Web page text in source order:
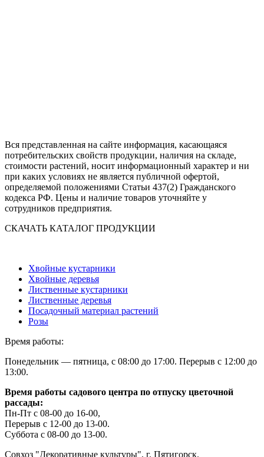
Вся представленная на сайте информация, касающаяся
потребительских свойств продукции, наличия на складе,
стоимости растений, носит информационный характер и ни
при каких условиях не является публичной офертой,
определяемой положениями Статьи 437(2) Гражданского
кодекса РФ. Цены и наличие товаров уточняйте у
сотрудников предприятия.
СКАЧАТЬ КАТАЛОГ ПРОДУКЦИИ
Хвойные кустарники
Хвойные деревья
Лиственные кустарники
Лиственные деревья
Посадочный материал растений
Розы
Время работы:
Понедельник — пятница, с 08:00 до 17:00. Перерыв с 12:00 до
13:00.
Время работы садового центра по отпуску цветочной
рассады:
Пн-Пт с 08-00 до 16-00,
Перерыв с 12-00 до 13-00.
Суббота с 08-00 до 13-00.
Совхоз "Декоративные культуры", г. Пятигорск.